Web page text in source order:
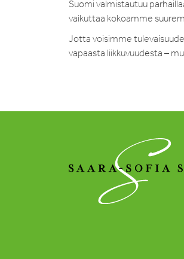
Suomi valmistautuu
vaikuttaa kokoamme
Jotta voisimme
vapaasta liikkuvuudesta –